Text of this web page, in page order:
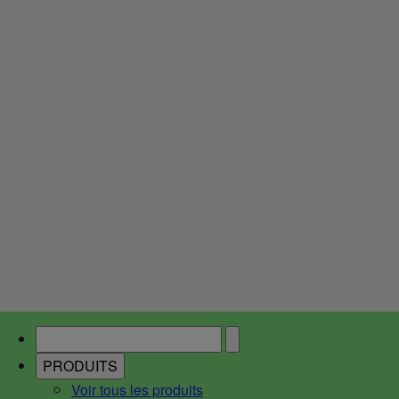
PRODUITS
Voir tous les produits